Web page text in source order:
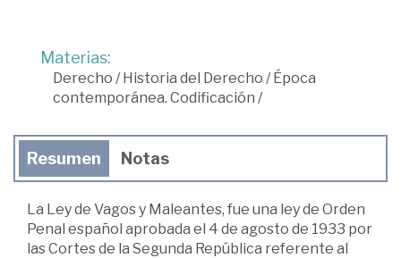
Materias:
Derecho /Historia del Derecho /Época
contemporánea. Codificación /
Resumen Notas
La Ley de Vagos y Maleantes, fue una ley de Orden
Penal español aprobada el 4 de agosto de 1933 por
las Cortes de la Segunda República referente al